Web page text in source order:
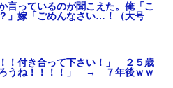
言っているのが聞こえた。俺「こ
」嫁「ごめんなさい…！（大号
！付き合って下さい！」 ２５歳
ろうね！！！！」 → ７年後ｗｗ